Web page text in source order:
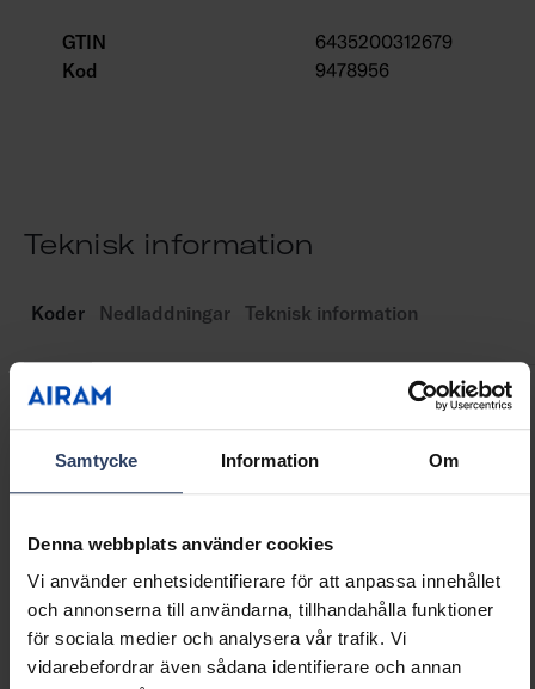
Samtycke Information Om
Denna webbplats använder cookies
Vi använder enhetsidentifierare för att anpassa innehållet
och annonserna till användarna, tillhandahålla funktioner
för sociala medier och analysera vår trafik. Vi
vidarebefordrar även sådana identifierare och annan
24 cm (utan handtag).
GTIN
6435200312679
Kod
9478956
Teknisk information
Koder Nedladdningar Teknisk information
Kod
9478956